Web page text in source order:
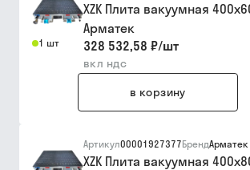
1 шт
XZK Плита вакуумная
Арматек
328 532,58 ₽/шт
вкл ндс
в корзину
Артикул00001927377БрендАрматек
XZK Плита вакуумная